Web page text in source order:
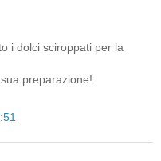
i dolci sciroppati per la
preparazione!